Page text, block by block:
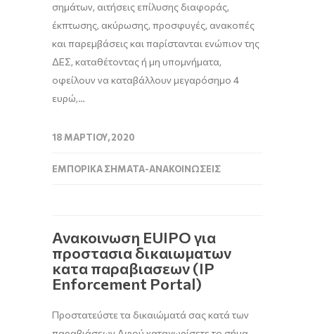
σημάτων, αιτήσεις επίλυσης διαφοράς,
έκπτωσης, ακύρωσης, προσφυγές, ανακοπές
και παρεμβάσεις και παρίστανται ενώπιον της
ΔΕΣ, καταθέτοντας ή μη υπομνήματα,
οφείλουν να καταβάλλουν μεγαρόσημο 4
ευρώ,…
18 ΜΑΡΤΊΟΥ, 2020
ΕΜΠΟΡΙΚΆ ΣΉΜΑΤΑ-ΑΝΑΚΟΙΝΏΣΕΙΣ
Ανακοινωση EUIPO για
προστασια δικαιωματων
κατα παραβιασεων (IP
Enforcement Portal)
Προστατεύστε τα δικαιώματά σας κατά των